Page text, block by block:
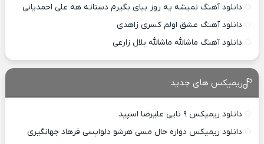
دانلود آهنگ نمیشه یه روز بیای بگیرم دستاته هه علی احمدیانی
دانلود آهنگ عشق اولم کسری زاهدی
دانلود آهنگ ماشالله ماشالله بلال زارعی
ریمیکس های جدید
دانلود ریمیکس ۹ تایی علیرضا اسپید
دانلود ریمیکس دواره حال مسی هرشو دلواپسی فرهاد جهانگیری